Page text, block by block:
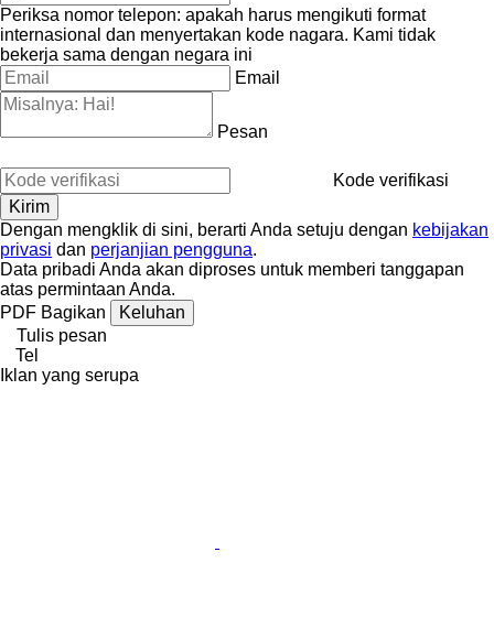
Periksa nomor telepon: apakah harus mengikuti format
internasional dan menyertakan kode nagara. Kami tidak
bekerja sama dengan negara ini
Email
Pesan
Kode verifikasi
Dengan mengklik di sini, berarti Anda setuju dengan kebijakan
privasi dan perjanjian pengguna.
Data pribadi Anda akan diproses untuk memberi tanggapan
atas permintaan Anda.
PDF Bagikan
Keluhan
Tulis pesan
Tel
Iklan yang serupa